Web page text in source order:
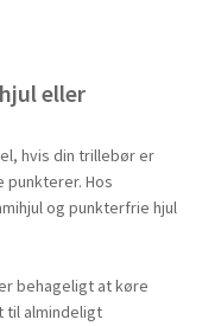
eller
hvis din trillebør er
Hos
og punkterfrie hjul
behageligt at køre
til almindeligt